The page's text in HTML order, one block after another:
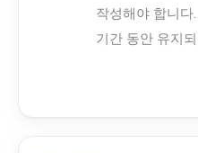
작성해야 합니
기간 동안 유지